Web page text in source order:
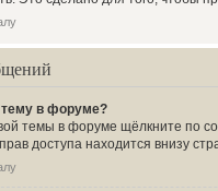
тему в форуме?
темы в форуме щёлкните по
доступа находится внизу